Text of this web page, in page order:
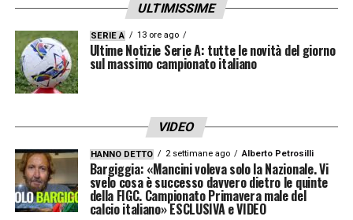
ULTIMISSIME
SERIE A 13 ore ago
Ultime Notizie Serie A: tutte le novità del giorno
sul massimo campionato italiano
VIDEO
HANNO DETTO 2 settimane ago Alberto Petrosilli
Bargiggia: «Mancini voleva solo la Nazionale. Vi
svelo cosa è successo davvero dietro le quinte
della FIGC. Campionato Primavera male del
calcio italiano» ESCLUSIVA e VIDEO